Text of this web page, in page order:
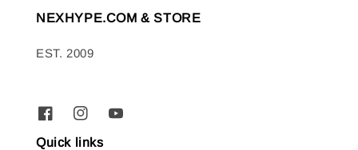
NEXHYPE.COM & STORE
EST. 2009
Quick links